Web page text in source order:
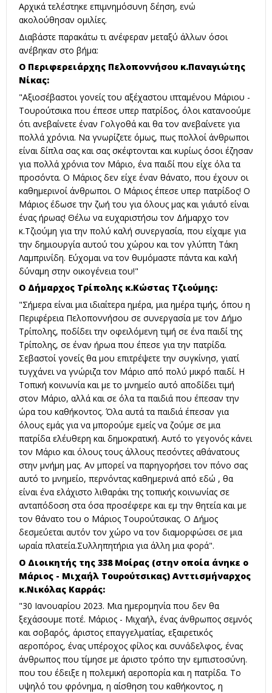
Αρχικά τελέστηκε επιμνημόσυνη δέηση, ενώ
ακολούθησαν ομιλίες.
Διαβάστε παρακάτω τι ανέφεραν μεταξύ άλλων όσοι
ανέβηκαν στο βήμα:
Ο Περιφερειάρχης Πελοποννήσου κ.Παναγιώτης
Νίκας:
"Αξιοσέβαστοι γονείς του αξέχαστου ιπταμένου Μάριου -
Τουρούτσικα που έπεσε υπερ πατρίδος, όλοι κατανοούμε
ότι ανεβαίνετε έναν Γολγοθά και θα τον ανεβαίνετε για
πολλά χρόνια. Να γνωρίζετε όμως, πως πολλοί άνθρωποι
είναι δίπλα σας και σας σκέφτονται και κυρίως όσοι έζησαν
για πολλά χρόνια τον Μάριο, ένα παιδί που είχε όλα τα
προσόντα. Ο Μάριος δεν είχε έναν θάνατο, που έχουν οι
καθημερινοί άνθρωποι. Ο Μάριος έπεσε υπερ πατρίδος! Ο
Μάριος έδωσε την ζωή του για όλους μας και γι΄αυτό είναι
ένας ήρωας! Θέλω να ευχαριστήσω τον Δήμαρχο τον
κ.Τζιούμη για την πολύ καλή συνεργασία, που είχαμε για
την δημιουργία αυτού του χώρου και τον γλύπτη Τάκη
Λαμπρινίδη. Εύχομαι να τον θυμόμαστε πάντα και καλή
δύναμη στην οικογένεια του!"
Ο Δήμαρχος Τρίπολης κ.Κώστας Τζιούμης:
"Σήμερα είναι μια ιδιαίτερα ημέρα, μια ημέρα τιμής, όπου η
Περιφέρεια Πελοποννήσου σε συνεργασία με τον Δήμο
Τρίπολης, ποδίδει την οφειλόμενη τιμή σε ένα παιδί της
Τρίπολης, σε έναν ήρωα που έπεσε για την πατρίδα.
Σεβαστοί γονείς θα μου επιτρέψετε την συγκίνησ, γιατί
τυγχάνει να γνώριζα τον Μάριο από πολύ μικρό παιδί. Η
Τοπική κοινωνία και με το μνημείο αυτό αποδίδει τιμή
στον Μάριο, αλλά και σε όλα τα παιδιά που έπεσαν την
ώρα του καθήκοντος. Όλα αυτά τα παιδιά έπεσαν για
όλους εμάς για να μπορούμε εμείς να ζούμε σε μια
πατρίδα ελέυθερη και δημοκρατική. Αυτό το γεγονός κάνει
τον Μάριο και όλους τους άλλους πεσόντες αθάνατους
στην μνήμη μας. Αν μπορεί να παρηγορήσει τον πόνο σας
αυτό το μνημείο, περνόντας καθημερινά από εδώ , θα
είναι ένα ελάχιστο λιθαράκι της τοπικής κοινωνίας σε
ανταπόδοση στα όσα προσέφερε και εμ την θητεία και με
τον θάνατο του ο Μάριος Τουρούτσικας. Ο Δήμος
δεσμεύεται αυτόν τον χώρο να τον διαμορφώσει σε μια
ωραία πλατεία.Συλληπητήρια για άλλη μια φορά".
Ο Διοικητής της 338 Μοίρας (στην οποία άνηκε ο
Μάριος - Μιχαήλ Τουρούτσικας) Ανττισμήναρχος
κ.Νικόλας Καρράς:
"30 Ιανουαρίου 2023. Μια ημερομηνία που δεν θα
ξεχάσουμε ποτέ. Μάριος - Μιχαήλ, ένας άνθρωπος σεμνός
και σοβαρός, άριστος επαγγελματίας, εξαιρετικός
αεροπόρος, ένας υπέροχος φίλος και συνάδελφος, ένας
άνθρωπος που τίμησε με άριστο τρόπο την εμπιστοσύνη.
που του έδειξε η πολεμική αεροπορία και η πατρίδα. Το
υψηλό του φρόνημα, η αίσθηση του καθήκοντος, η